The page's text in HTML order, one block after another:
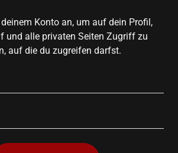
Konto an, um auf dein Profil,
und alle privaten Seiten Zugriff zu
auf die du zugreifen darfst.